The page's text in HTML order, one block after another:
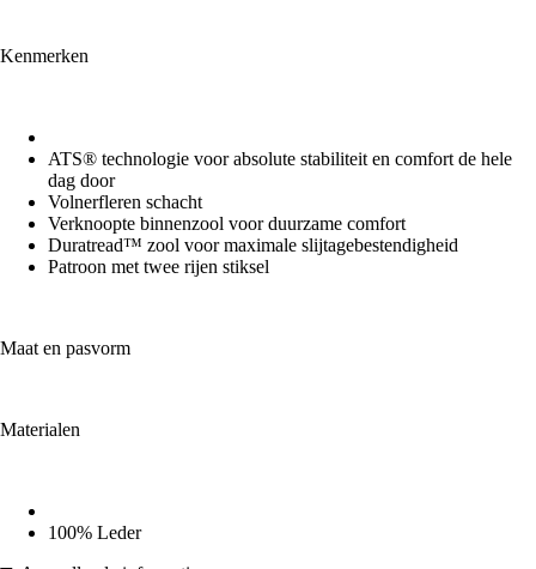
Kenmerken
ATS® technologie voor absolute stabiliteit en comfort de hele
dag door
Volnerfleren schacht
Verknoopte binnenzool voor duurzame comfort
Duratread™ zool voor maximale slijtagebestendigheid
Patroon met twee rijen stiksel
Maat en pasvorm
Materialen
100% Leder